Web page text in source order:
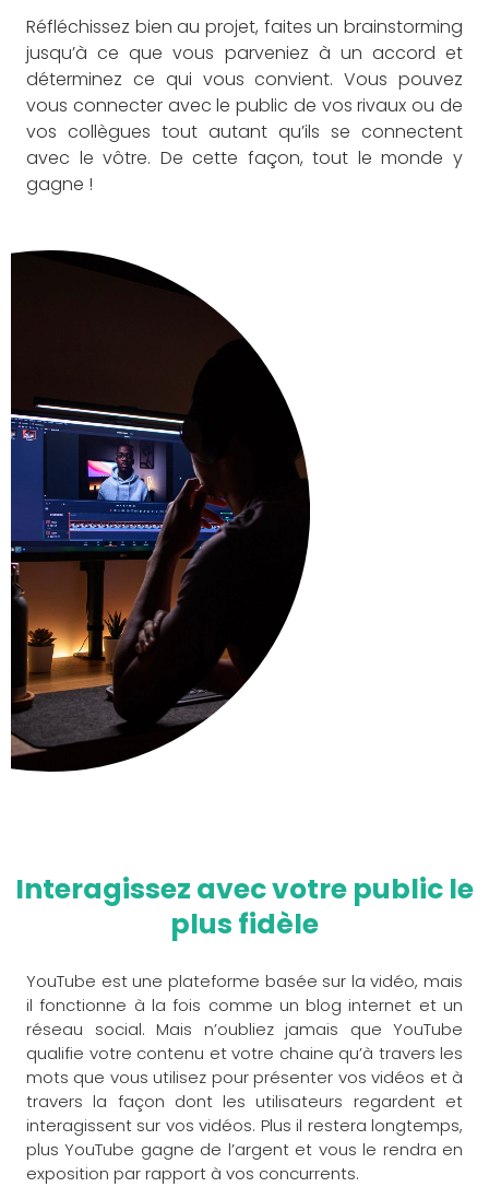
Réfléchissez bien au projet, faites un brainstorming
jusqu’à ce que vous parveniez à un accord et
déterminez ce qui vous convient. Vous pouvez
vous connecter avec le public de vos rivaux ou de
vos collègues tout autant qu’ils se connectent
avec le vôtre. De cette façon, tout le monde y
gagne !
Interagissez avec votre public le
plus fidèle
YouTube est une plateforme basée sur la vidéo, mais
il fonctionne à la fois comme un blog internet et un
réseau social. Mais n’oubliez jamais que YouTube
qualifie votre contenu et votre chaine qu’à travers les
mots que vous utilisez pour présenter vos vidéos et à
travers la façon dont les utilisateurs regardent et
interagissent sur vos vidéos. Plus il restera longtemps,
plus YouTube gagne de l’argent et vous le rendra en
exposition par rapport à vos concurrents.